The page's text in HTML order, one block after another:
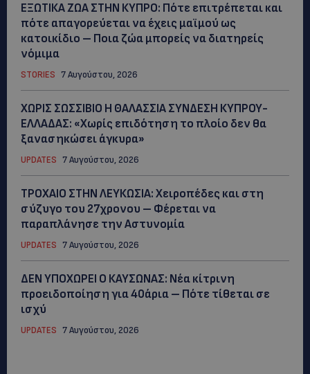
ΕΞΩΤΙΚΑ ΖΩΑ ΣΤΗΝ ΚΥΠΡΟ: Πότε επιτρέπεται και
πότε απαγορεύεται να έχεις μαϊμού ως
κατοικίδιο – Ποια ζώα μπορείς να διατηρείς
νόμιμα
STORIES 7 Αυγούστου, 2026
ΧΩΡΙΣ ΣΩΣΣΙΒΙΟ Η ΘΑΛΑΣΣΙΑ ΣΥΝΔΕΣΗ ΚΥΠΡΟΥ-
ΕΛΛΑΔΑΣ: «Χωρίς επιδότηση το πλοίο δεν θα
ξανασηκώσει άγκυρα»
UPDATES 7 Αυγούστου, 2026
ΤΡΟΧΑΙΟ ΣΤΗΝ ΛΕΥΚΩΣΙΑ: Χειροπέδες και στη
σύζυγο του 27χρονου – Φέρεται να
παραπλάνησε την Αστυνομία
UPDATES 7 Αυγούστου, 2026
ΔΕΝ ΥΠΟΧΩΡΕΙ Ο ΚΑΥΣΩΝΑΣ: Νέα κίτρινη
προειδοποίηση για 40άρια – Πότε τίθεται σε
ισχύ
UPDATES 7 Αυγούστου, 2026